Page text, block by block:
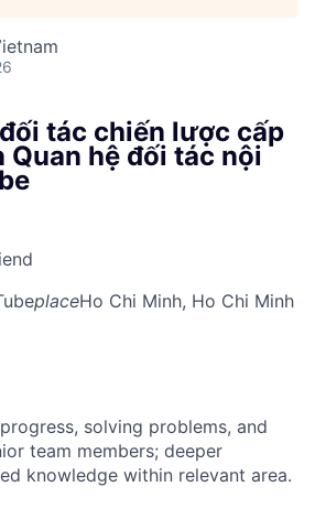
tác chiến lược cấp
Quan hệ đối tác nội
placeHo Chi Minh, Ho Chi Minh
solving problems, and
team members; deeper
knowledge within relevant area.